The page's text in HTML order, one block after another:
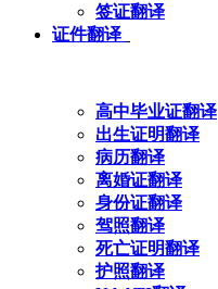
签证翻译
证件翻译
高中毕业证翻译
出生证明翻译
病历翻译
离婚证翻译
身份证翻译
驾照翻译
死亡证明翻译
护照翻译